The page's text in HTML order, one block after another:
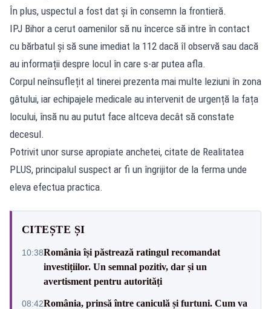
În plus, uspectul a fost dat și în consemn la frontieră.
IPJ Bihor a cerut oamenilor să nu încerce să intre în contact
cu bărbatul și să sune imediat la 112 dacă îl observă sau dacă
au informații despre locul în care s-ar putea afla.
Corpul neînsuflețit al tinerei prezenta mai multe leziuni în zona
gâtului, iar echipajele medicale au intervenit de urgență la fața
locului, însă nu au putut face altceva decât să constate
decesul.
Potrivit unor surse apropiate anchetei, citate de Realitatea
PLUS, principalul suspect ar fi un îngrijitor de la ferma unde
eleva efectua practica.
CITEȘTE ȘI
10:38România își păstrează ratingul recomandat
investițiilor. Un semnal pozitiv, dar și un
avertisment pentru autorități
08:42România, prinsă între caniculă și furtuni. Cum va